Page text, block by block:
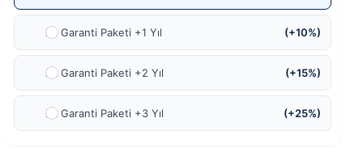
Ek Garanti Paketi +1 Yıl (+10%)
Ek Garanti Paketi +2 Yıl (+15%)
Ek Garanti Paketi +3 Yıl (+25%)